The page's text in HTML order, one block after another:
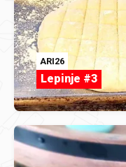
ARI26
Lepinje #3